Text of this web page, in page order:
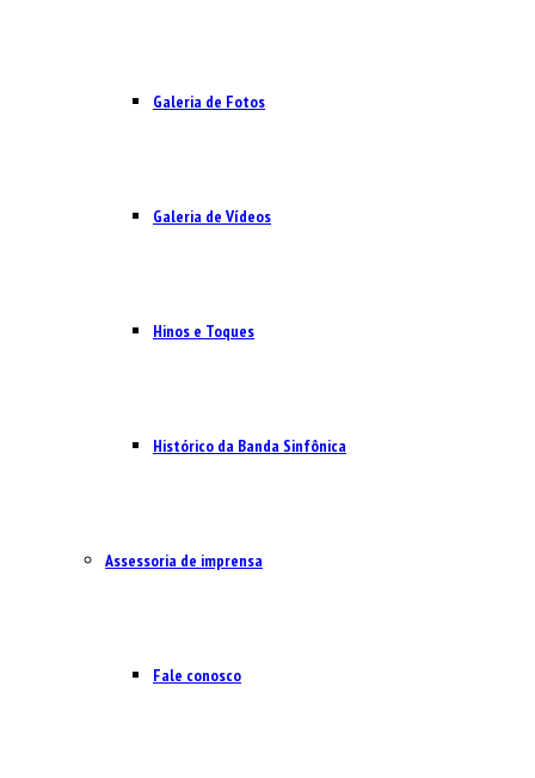
Galeria de Fotos
Galeria de Vídeos
Hinos e Toques
Histórico da Banda Sinfônica
Assessoria de imprensa
Fale conosco